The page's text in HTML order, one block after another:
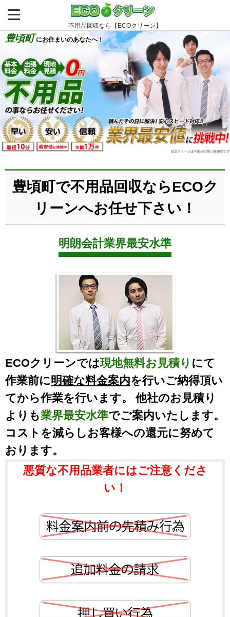
不用品回収なら【ECOクリーン】
豊頃町 にお住まいのあなたへ！
豊頃町で不用品回収ならECOク
リーンへお任せ下さい！
明朗会計業界最安水準
ECOクリーンでは現地無料お見積り にて
作業前に明確な料金案内を行いご納得頂い
てから作業を行います。 他社のお見積り
よりも業界最安水準でご案内いたします。
コストを減らしお客様への還元に努めて
おります。
悪質な不用品業者にはご注意くださ
い！